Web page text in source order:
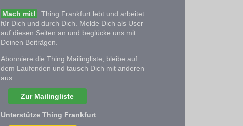
Mach mit!
Thing Frankfurt lebt und arbeitet
für Dich und durch Dich. Melde Dich als User
auf diesen Seiten an und beglücke uns mit
Deinen Beiträgen.
Abonniere die Thing Mailingliste, bleibe auf
dem Laufenden und tausch Dich mit anderen
aus.
Zur Mailingliste
Unterstütze Thing Frankfurt